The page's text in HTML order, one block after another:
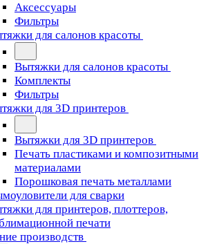
Аксессуары
Фильтры
для салонов красоты
Вытяжки для салонов красоты
Комплекты
Фильтры
для 3D принтеров
Вытяжки для 3D принтеров
Печать пластиками и композитными
материалами
Порошковая печать металлами
для сварки
для принтеров, плоттеров,
печати
производств